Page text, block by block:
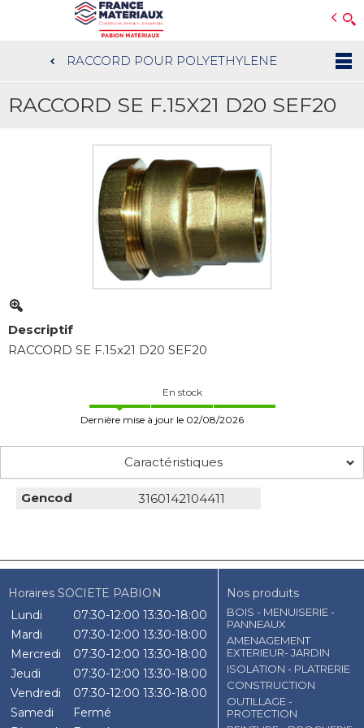
au
contenu
RACCORD POUR POLYETHYLENE
RACCORD SE F.15X21 D20 SEF20
Descriptif
RACCORD SE F.15x21 D20 SEF20
En stock
Dernière mise à jour le 02/08/2026
Caractéristiques
Gencod 3160142104411
Horaires SOCIETE PABION
Lundi
07:30-12:00 13:30-18:00
Mardi
07:30-12:00 13:30-18:00
Mercredi
07:30-12:00 13:30-18:00
Jeudi
07:30-12:00 13:30-18:00
Vendredi
07:30-12:00 13:30-18:00
Samedi
Fermé
Nos produits
BOIS - MENUISERIE -
PANNEAUX
AMENAGEMENT
EXTERIEUR- JARDIN
ISOLATION - PLATRERIE
CONSTRUCTION
OUTILLAGE -
PROTECTION